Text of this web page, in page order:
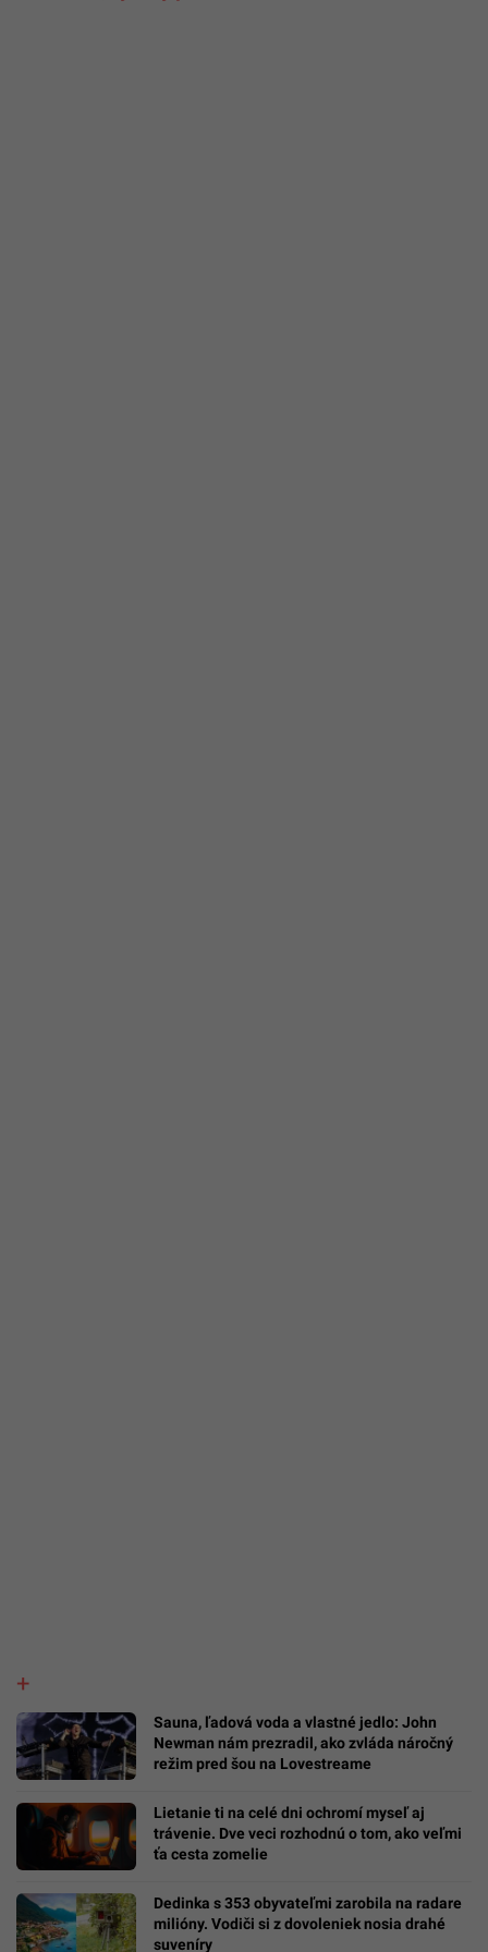
Sauna, ľadová voda a vlastné jedlo: John
Newman nám prezradil, ako zvláda náročný
režim pred šou na Lovestreame
Lietanie ti na celé dni ochromí myseľ aj
trávenie. Dve veci rozhodnú o tom, ako veľmi
ťa cesta zomelie
Dedinka s 353 obyvateľmi zarobila na radare
milióny. Vodiči si z dovoleniek nosia drahé
suveníry